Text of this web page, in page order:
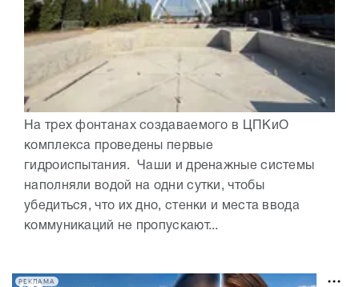
На трех фонтанах создаваемого в ЦПКиО
комплекса проведены первые
гидроиспытания. Чаши и дренажные системы
наполняли водой на одни сутки, чтобы
убедиться, что их дно, стенки и места ввода
коммуникаций не пропускают...
РЕКЛАМА